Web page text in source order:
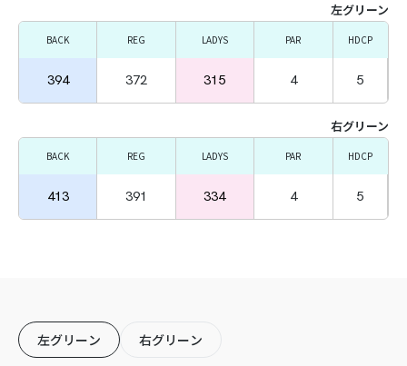
左グリーン
BACK REG LADYS PAR HDCP
394 372 315 4 5
右グリーン
BACK REG LADYS PAR HDCP
413 391 334 4 5
左グリーン 右グリーン